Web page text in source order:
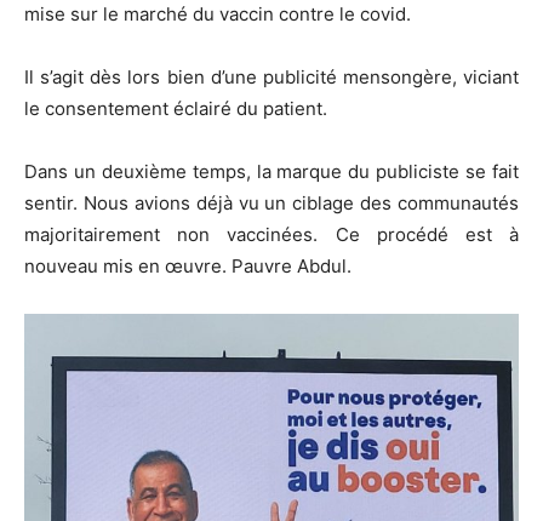
mise sur le marché du vaccin contre le covid.
Il s’agit dès lors bien d’une publicité mensongère, viciant
le consentement éclairé du patient.
Dans un deuxième temps, la marque du publiciste se fait
sentir. Nous avions déjà vu un ciblage des communautés
majoritairement non vaccinées. Ce procédé est à
nouveau mis en œuvre. Pauvre Abdul.